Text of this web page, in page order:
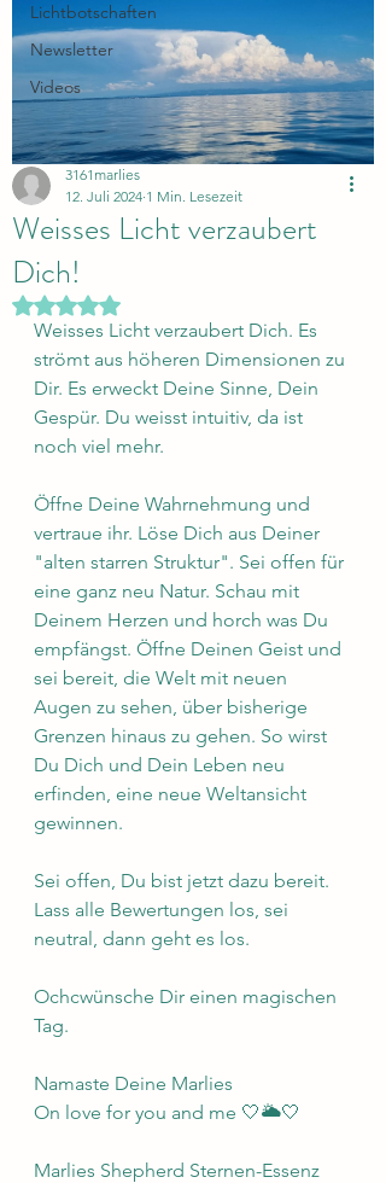
Lichtbotschaften
Newsletter
Videos
Weisses Licht verzaubert
Dich!
3161marlies
12. Juli 2024 1 Min. Lesezeit
Mit NaN von 5 Sternen bewertet.
Weisses Licht verzaubert Dich. Es
strömt aus höheren Dimensionen zu
Dir. Es erweckt Deine Sinne, Dein
Gespür. Du weisst intuitiv, da ist
noch viel mehr.
Öffne Deine Wahrnehmung und
vertraue ihr. Löse Dich aus Deiner
"alten starren Struktur". Sei offen für
eine ganz neu Natur. Schau mit
Deinem Herzen und horch was Du
empfängst. Öffne Deinen Geist und
sei bereit, die Welt mit neuen
Augen zu sehen, über bisherige
Grenzen hinaus zu gehen. So wirst
Du Dich und Dein Leben neu
erfinden, eine neue Weltansicht
gewinnen.
Sei offen, Du bist jetzt dazu bereit.
Lass alle Bewertungen los, sei
neutral, dann geht es los.
Ochcwünsche Dir einen magischen
Tag.
Namaste Deine Marlies
On love for you and me 🤍🌥🤍
Marlies Shepherd Sternen-Essenz